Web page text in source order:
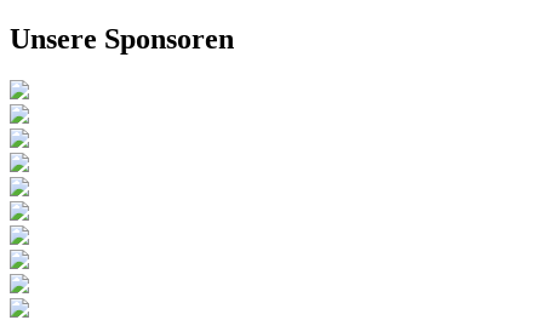
Unsere Sponsoren